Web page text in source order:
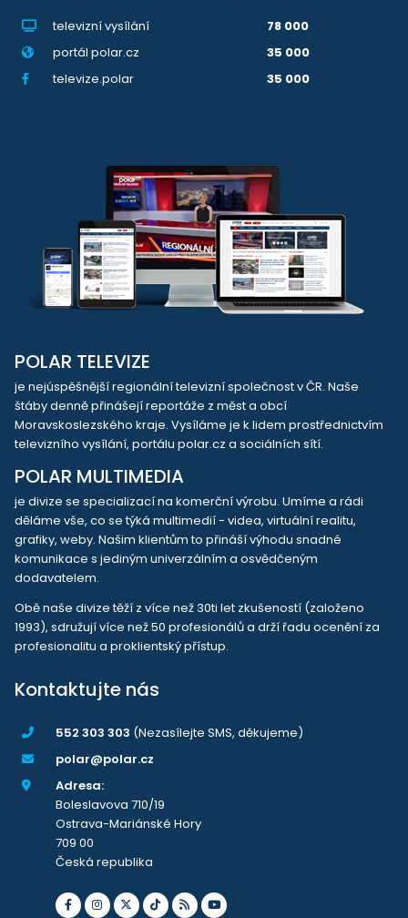
televizní vysílání
78 000
portál polar.cz
35 000
televize.polar
35 000
POLAR TELEVIZE
je nejúspěšnější regionální televizní společnost v ČR. Naše
štáby denně přinášejí reportáže z měst a obcí
Moravskoslezského kraje. Vysíláme je k lidem prostřednictvím
televizního vysílání, portálu polar.cz a sociálních sítí.
POLAR MULTIMEDIA
je divize se specializací na komerční výrobu. Umíme a rádi
děláme vše, co se týká multimedií - videa, virtuální realitu,
grafiky, weby. Našim klientům to přináší výhodu snadné
komunikace s jediným univerzálním a osvědčeným
dodavatelem.
Obě naše divize těží z více než 30ti let zkušeností (založeno
1993), sdružují více než 50 profesionálů a drží řadu ocenění za
profesionalitu a proklientský přístup.
Kontaktujte nás
552 303 303 (Nezasílejte SMS, děkujeme)
polar@polar.cz
Adresa:
Boleslavova 710/19
Ostrava-Mariánské Hory
709 00
Česká republika